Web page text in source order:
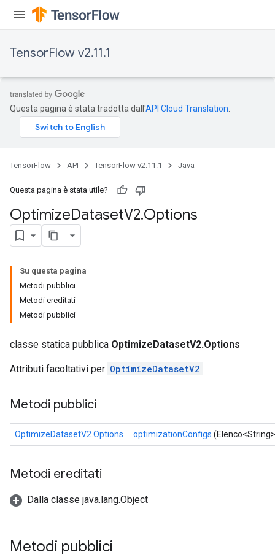
TensorFlow v2.11.1
Questa pagina è stata tradotta dall'API Cloud Translation
TensorFlow API TensorFlow v2.11.1 Java
Questa pagina è stata utile?
OptimizeDatasetV2.Options
Su questa pagina
Metodi pubblici
Metodi ereditati
Metodi pubblici
classe statica pubblica OptimizeDatasetV2.Options
Attributi facoltativi per OptimizeDatasetV2
Metodi pubblici
OptimizeDatasetV2.Options optimizationConfigs
Metodi ereditati
Dalla classe java.lang.Object
Metodi pubblici